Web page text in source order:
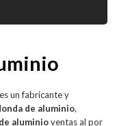
es un fabricante y
de aluminio,
aluminioventas al por